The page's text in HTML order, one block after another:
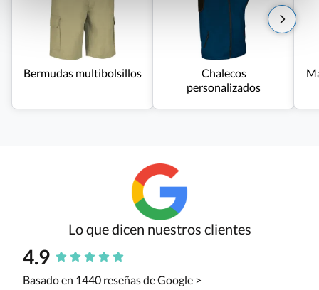
Bermudas multibolsillos
Chalecos
personalizados
Lo que dicen nuestros clientes
4.9
Basado en 1440 reseñas de Google >